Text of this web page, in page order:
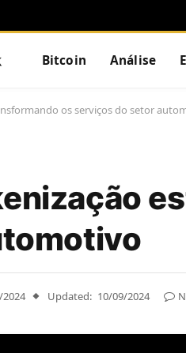
Bitcoin Análise
os serviços do setor
Updated: 10/09/2024